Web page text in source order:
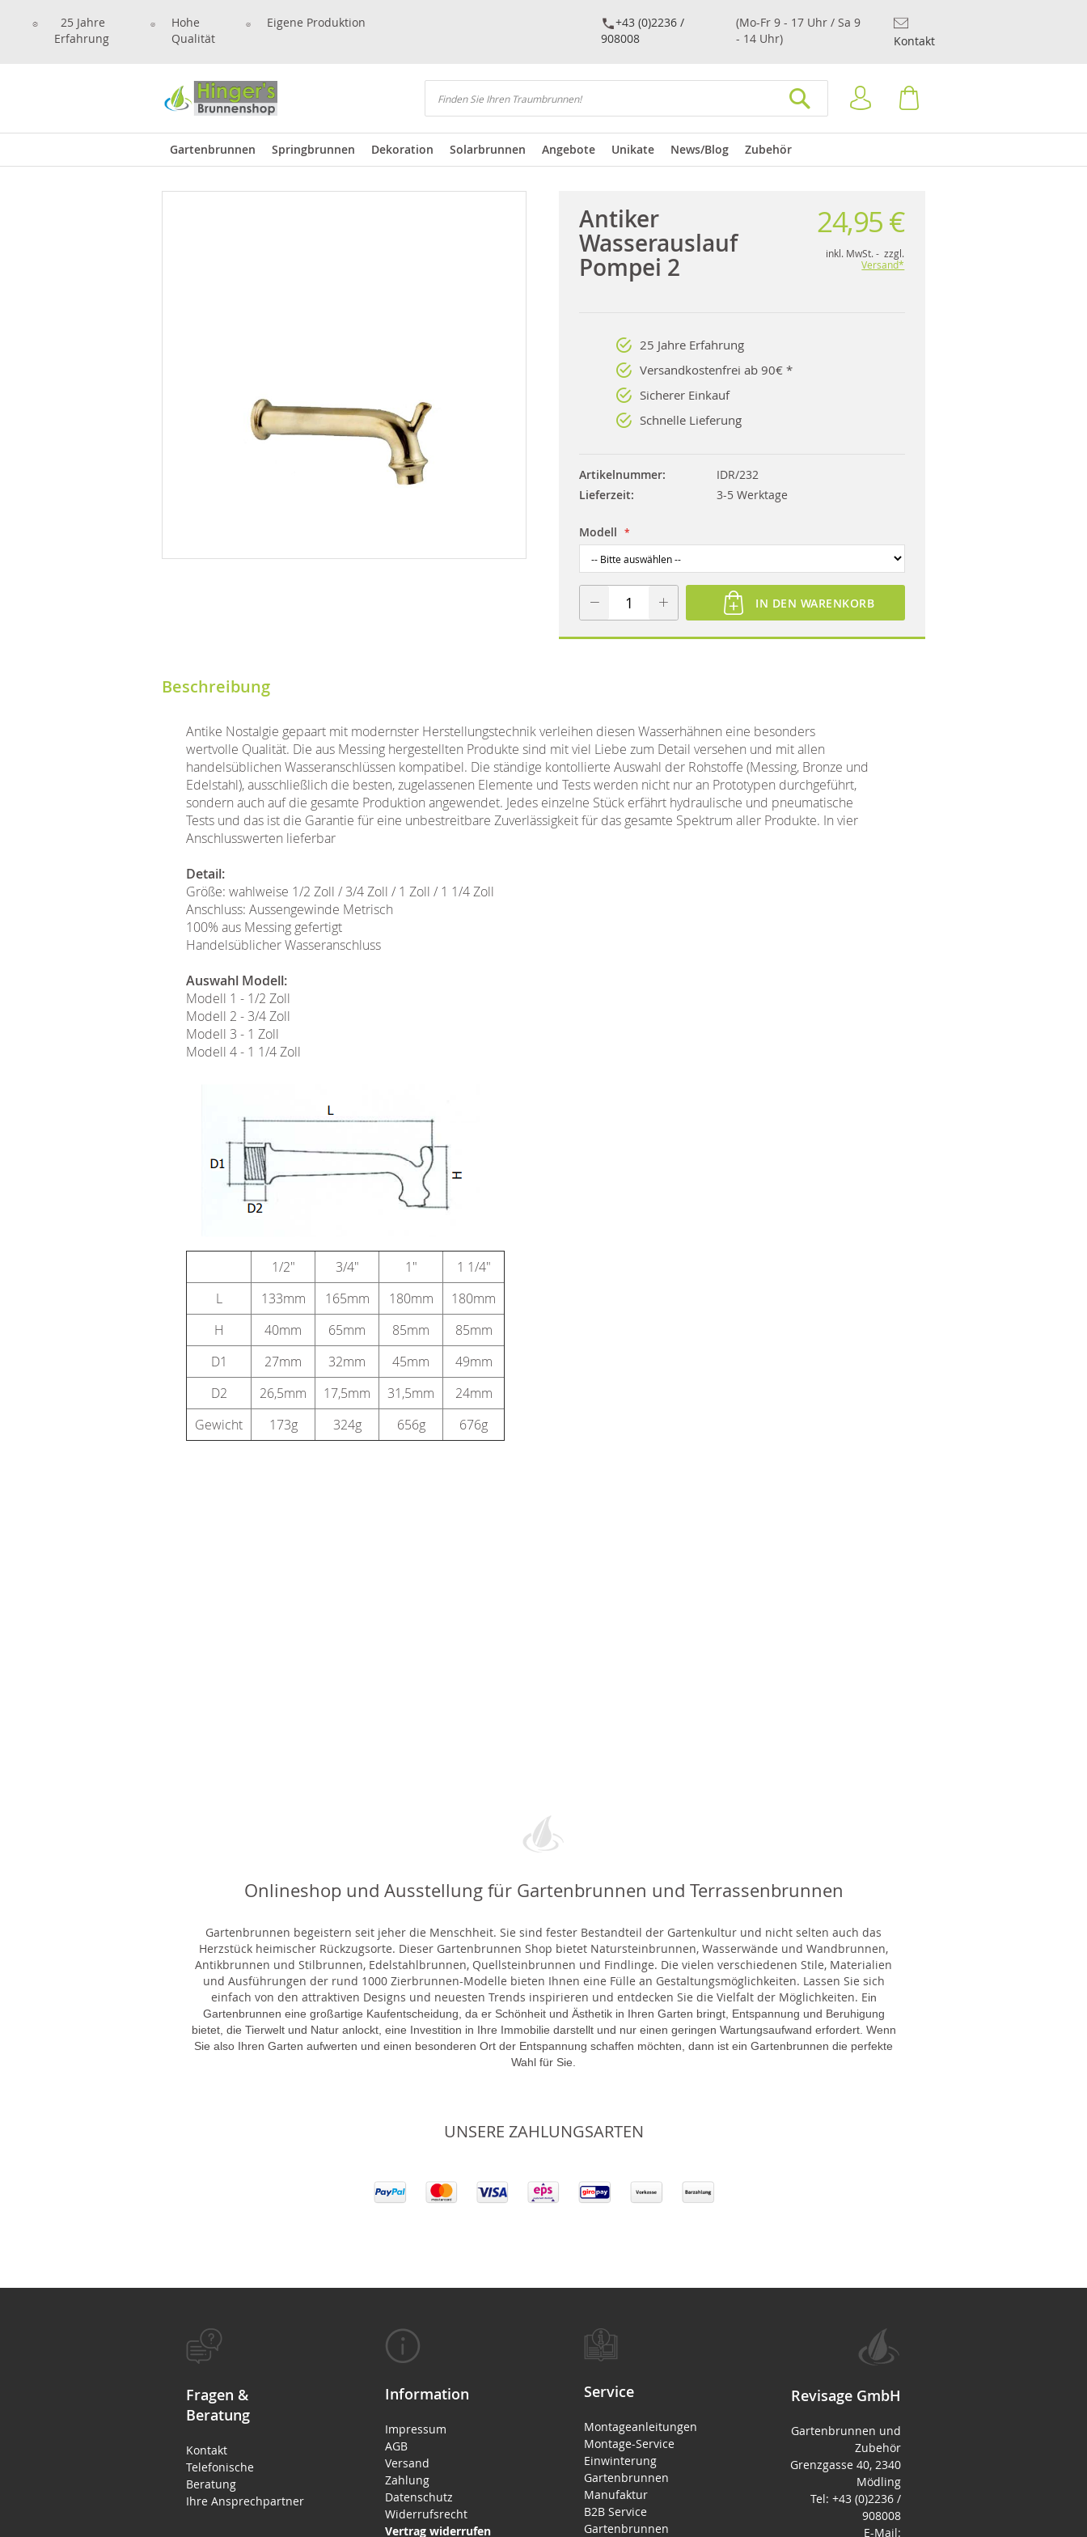
25 Jahre
Erfahrung
Hohe
Qualität
Eigene Produktion
+43 (0)2236 /
908008
(Mo-Fr 9 - 17 Uhr / Sa 9
- 14 Uhr)
Kontakt
Suchen
Anmelden
Gartenbrunnen Springbrunnen Dekoration Solarbrunnen Angebote Unikate News/Blog Zubehör
Antiker
Wasserauslauf
Pompei 2
24,95 €
inkl. MwSt. - zzgl.
Versand*
25 Jahre Erfahrung
Versandkostenfrei ab 90€ *
Sicherer Einkauf
Schnelle Lieferung
Artikelnummer
IDR/232
Lieferzeit
3-5 Werktage
Modell
IN DEN WARENKORB
Beschreibung
Antike Nostalgie gepaart mit modernster Herstellungstechnik verleihen diesen Wasserhähnen eine besonders
wertvolle Qualität. Die aus Messing hergestellten Produkte sind mit viel Liebe zum Detail versehen und mit allen
handelsüblichen Wasseranschlüssen kompatibel. Die ständige kontollierte Auswahl der Rohstoffe (Messing, Bronze und
Edelstahl), ausschließlich die besten, zugelassenen Elemente und Tests werden nicht nur an Prototypen durchgeführt,
sondern auch auf die gesamte Produktion angewendet. Jedes einzelne Stück erfährt hydraulische und pneumatische
Tests und das ist die Garantie für eine unbestreitbare Zuverlässigkeit für das gesamte Spektrum aller Produkte. In vier
Anschlusswerten lieferbar
Detail:
Größe: wahlweise 1/2 Zoll / 3/4 Zoll / 1 Zoll / 1 1/4 Zoll
Anschluss: Aussengewinde Metrisch
100% aus Messing gefertigt
Handelsüblicher Wasseranschluss
Auswahl Modell:
Modell 1 - 1/2 Zoll
Modell 2 - 3/4 Zoll
Modell 3 - 1 Zoll
Modell 4 - 1 1/4 Zoll
1/2" 3/4" 1"
1 1/4"
L
133mm 165mm 180mm
180mm
H
40mm 65mm 85mm
85mm
D1
27mm 32mm 45mm
49mm
D2
26,5mm 17,5mm 31,5mm
24mm
Gewicht
173g 324g 656g 676g
Onlineshop und Ausstellung für Gartenbrunnen und Terrassenbrunnen
Gartenbrunnen begeistern seit jeher die Menschheit. Sie sind fester Bestandteil der Gartenkultur und nicht selten auch das
Herzstück heimischer Rückzugsorte. Dieser Gartenbrunnen Shop bietet Natursteinbrunnen, Wasserwände und Wandbrunnen,
Antikbrunnen und Stilbrunnen, Edelstahlbrunnen, Quellsteinbrunnen und Findlinge. Die vielen verschiedenen Stile, Materialien
und Ausführungen der rund 1000 Zierbrunnen-Modelle bieten Ihnen eine Fülle an Gestaltungsmöglichkeiten. Lassen Sie sich
einfach von den attraktiven Designs und neuesten Trends inspirieren und entdecken Sie die Vielfalt der Möglichkeiten. Ein
Gartenbrunnen eine großartige Kaufentscheidung, da er Schönheit und Ästhetik in Ihren Garten bringt, Entspannung und Beruhigung
bietet, die Tierwelt und Natur anlockt, eine Investition in Ihre Immobilie darstellt und nur einen geringen Wartungsaufwand erfordert. Wenn
Sie also Ihren Garten aufwerten und einen besonderen Ort der Entspannung schaffen möchten, dann ist ein Gartenbrunnen die perfekte
Wahl für Sie.
UNSERE ZAHLUNGSARTEN
Fragen &
Beratung
Kontakt
Telefonische
Beratung
Ihre Ansprechpartner
Information
Impressum
AGB
Versand
Zahlung
Datenschutz
Widerrufsrecht
Vertrag widerrufen
Service
Montageanleitungen
Montage-Service
Einwinterung
Gartenbrunnen
Manufaktur
B2B Service
Gartenbrunnen
Revisage GmbH
Gartenbrunnen und
Zubehör
Grenzgasse 40, 2340
Mödling
Tel: +43 (0)2236 /
908008
E-Mail: